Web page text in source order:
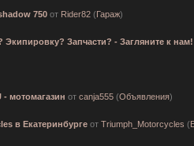
750от Rider82(Гараж)
Запчасти? - Загляните к
- мотомагазин от canja555(Объявления)
в Екатеринбургеот Triumph_Motorcycles (